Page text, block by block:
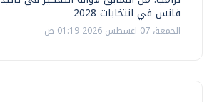
فانس في انتخابات 2028
الجمعة، 07 اغسطس 2026 01:19 ص